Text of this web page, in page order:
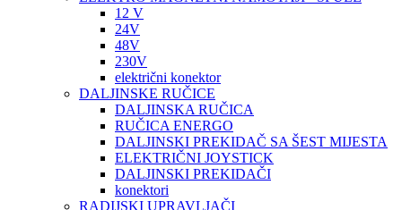
12 V
24V
48V
230V
električni konektor
DALJINSKE RUČICE
DALJINSKA RUČICA
RUČICA ENERGO
DALJINSKI PREKIDAČ SA ŠEST MIJESTA
ELEKTRIČNI JOYSTICK
DALJINSKI PREKIDAČI
konektori
RADIJSKI UPRAVLJAČI